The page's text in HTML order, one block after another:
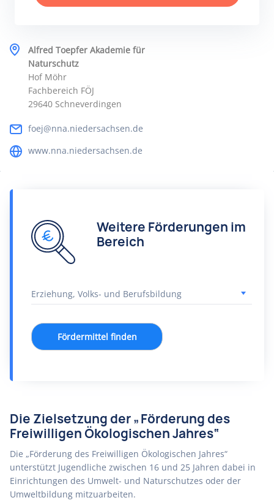
Alfred Toepfer Akademie für
Naturschutz
Hof Möhr
Fachbereich FÖJ
29640 Schneverdingen
foej@nna.niedersachsen.de
www.nna.niedersachsen.de
Weitere Förderungen im
Bereich
Fördermittel finden
Die Zielsetzung der „Förderung des
Freiwilligen Ökologischen Jahres“
Die „Förderung des Freiwilligen Ökologischen Jahres“
unterstützt Jugendliche zwischen 16 und 25 Jahren dabei in
Einrichtungen des Umwelt- und Naturschutzes oder der
Umweltbildung mitzuarbeiten.